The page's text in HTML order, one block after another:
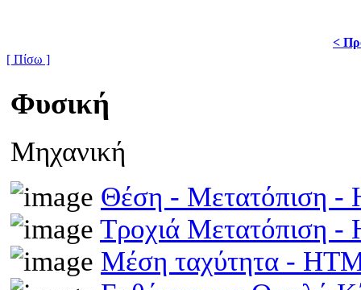
<
[ Πίσω ]
Φυσική
Μηχανική
Θέση - Μετατόπιση -
Τροχιά Μετατόπιση -
Μέση ταχύτητα -